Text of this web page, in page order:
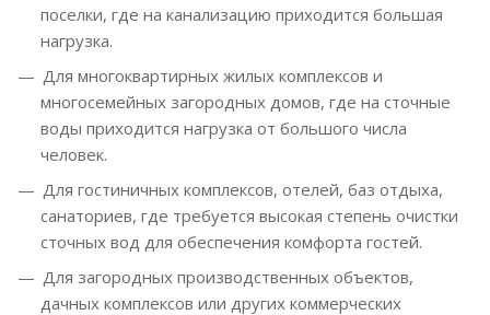
поселки, где на канализацию приходится большая
нагрузка.
Для многоквартирных жилых комплексов и
многосемейных загородных домов, где на сточные
воды приходится нагрузка от большого числа
человек.
Для гостиничных комплексов, отелей, баз отдыха,
санаториев, где требуется высокая степень очистки
сточных вод для обеспечения комфорта гостей.
Для загородных производственных объектов,
дачных комплексов или других коммерческих